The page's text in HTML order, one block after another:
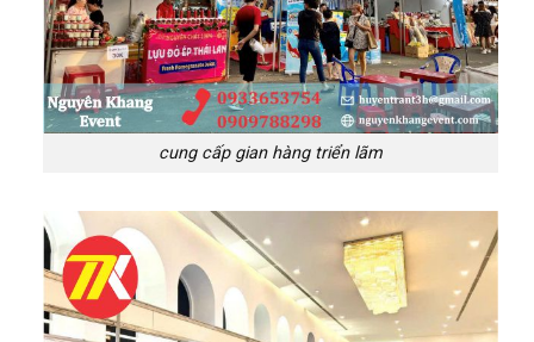
cung cấp gian hàng triển lãm